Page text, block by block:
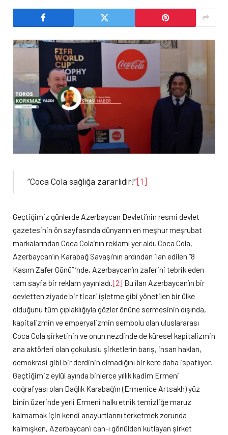
“Coca Cola sağlığa zararlıdır!”[1]
Geçtiğimiz günlerde Azerbaycan Devleti’nin resmi devlet
gazetesinin ön sayfasında dünyanın en meşhur meşrubat
markalarından Coca Cola’nın reklamı yer aldı. Coca Cola,
Azerbaycan’ın Karabağ Savaşı’nın ardından ilan edilen “8
Kasım Zafer Günü” ’nde, Azerbaycan’ın zaferini tebrik eden
tam sayfa bir reklam yayınladı. [2] Bu ilan Azerbaycan’ın bir
devletten ziyade bir ticari işletme gibi yönetilen bir ülke
olduğunu tüm çıplaklığıyla gözler önüne sermesinin dışında,
kapitalizmin ve emperyalizmin sembolu olan uluslararası
Coca Cola şirketinin ve onun nezdinde de küresel kapitalizmin
ana aktörleri olan çokuluslu şirketlerin barış, insan hakları,
demokrasi gibi bir derdinin olmadığını bir kere daha ispatlıyor.
Geçtiğimiz eylül ayında binlerce yıllık kadim Ermeni
coğrafyası olan Dağlık Karabağ’ın (Ermenice Artsakh) yüz
binin üzerinde yerli Ermeni halkı etnik temizliğe maruz
kalmamak için kendi anayurtlarını terketmek zorunda
kalmışken, Azerbaycan’ı can-ı gönülden kutlayan şirket